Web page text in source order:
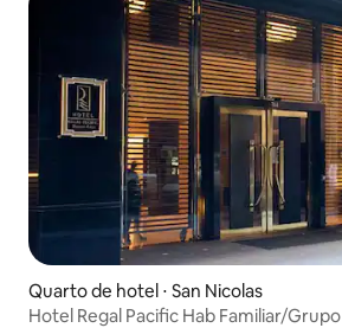
Quarto de hotel ⋅ San Nicolas
Hotel Regal Pacific Hab Familiar/Grupo